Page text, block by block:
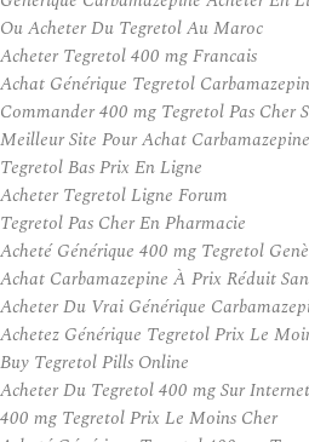
Ou Acheter Du Tegretol Au Maroc
Acheter Tegretol 400 mg Francais
Achat Générique Tegretol
Commander 400 mg Tegretol Pas Cher
Meilleur Site Pour Achat Carbamazepine
Tegretol Bas Prix En Ligne
Acheter Tegretol Ligne Forum
Tegretol Pas Cher En Pharmacie
Acheté Générique 400 mg Tegretol
Achat Carbamazepine À Prix Réduit
Acheter Du Vrai Générique
Achetez Générique Tegretol Prix Le
Buy Tegretol Pills Online
Acheter Du Tegretol 400 mg Sur
400 mg Tegretol Prix Le Moins Cher